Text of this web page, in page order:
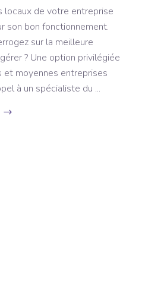
locaux de votre entreprise
son bon fonctionnement.
sur la meilleure
? Une option privilégiée
et moyennes entreprises
à un spécialiste du